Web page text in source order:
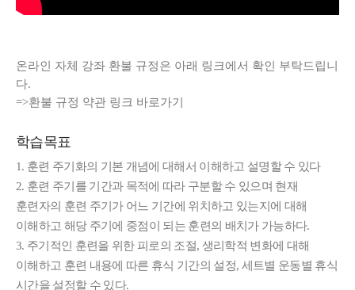
온라인 자체 강좌 환불 규정은 아래 링크에서 확인 부탁드립니
다.
=>환불 규정 약관 링크 바로가기
학습목표
1. 훈련 주기화의 기본 개념에 대해서 이해하고 설명할 수 있다
2. 훈련 주기를 기간과 목적에 따라 구분할 수 있으며 현재
훈련자의 훈련 주기가 어느 기간에 위치하고 있는지에 대해
이해하고 해당 주기에 중점이 되는 훈련의 배치가 가능하다.
3. 주기적인 훈련을 위한 피로의 조절, 생리학적 변화에 대해
이해하고 훈련 내용에 따른 휴식 기간의 설정, 세트별 운동별 휴식
시간을 설정할 수 있다.